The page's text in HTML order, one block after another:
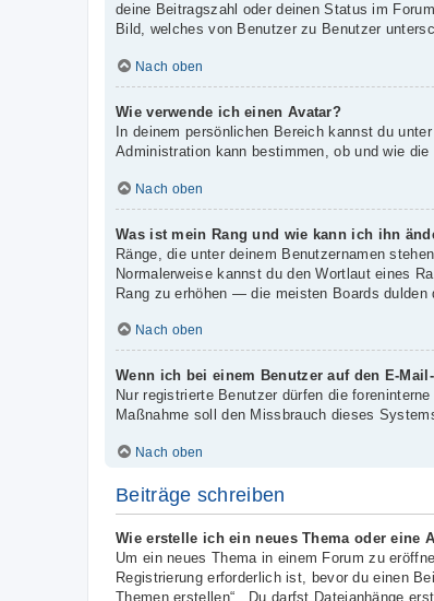
deine Beitragszahl oder deinen Status im
Bild, welches von Benutzer zu Benutzer
Nach oben
Wie verwende ich einen Avatar?
In deinem persönlichen Bereich kannst du
Administration kann bestimmen, ob und wie
Nach oben
Was ist mein Rang und wie kann ich ihn
Ränge, die unter deinem Benutzernamen
Normalerweise kannst du den Wortlaut eines
Rang zu erhöhen — die meisten Boards dulden
Nach oben
Wenn ich bei einem Benutzer auf den E-
Nur registrierte Benutzer dürfen die
Maßnahme soll den Missbrauch dieses
Nach oben
Beiträge schreiben
Wie erstelle ich ein neues Thema oder eine
Um ein neues Thema in einem Forum zu
Registrierung erforderlich ist, bevor du einen
Themen erstellen“, „Du darfst Dateianhänge